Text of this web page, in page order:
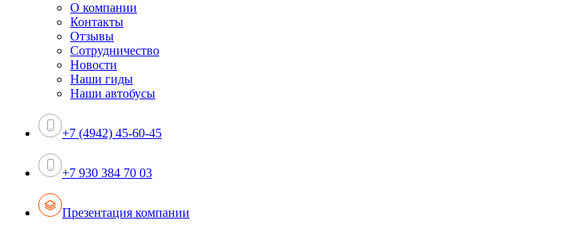
О компании
Контакты
Отзывы
Сотрудничество
Новости
Наши гиды
Наши автобусы
+7 (4942) 45-60-45
+7 930 384 70 03
Презентация компании